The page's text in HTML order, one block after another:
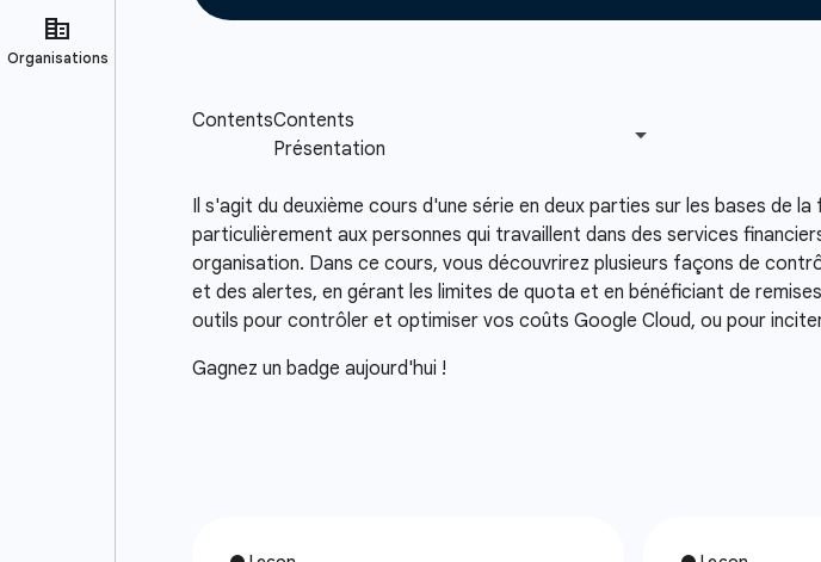
Il s'agit du deuxième cours d'une série en deux parties sur les bases
particulièrement aux personnes qui travaillent dans des services
organisation. Dans ce cours, vous découvrirez plusieurs façons de
et des alertes, en gérant les limites de quota et en bénéficiant de
outils pour contrôler et optimiser vos coûts Google Cloud, ou pour
Gagnez un badge aujourd'hui !